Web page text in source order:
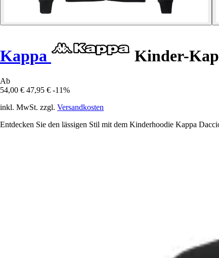
Kappa Kinder-
Ab
54,00 € 47,95 € -11%
inkl. MwSt. zzgl. Versandkosten
Entdecken Sie den lässigen Stil mit dem Kinderhoodie Kappa